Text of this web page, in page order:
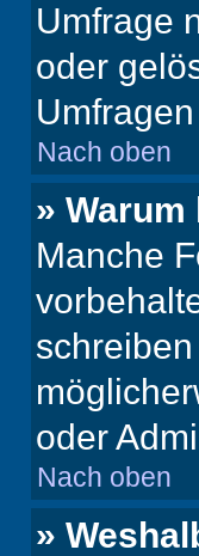
Umfrage
oder
Nach oben
»
Manche
oder
Nach oben
»